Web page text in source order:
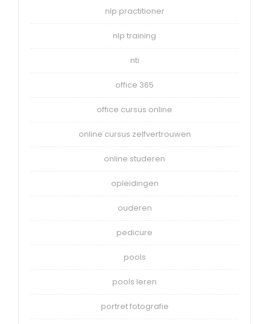
nlp practitioner
nlp training
nti
office 365
office cursus online
online cursus zelfvertrouwen
online studeren
opleidingen
ouderen
pedicure
pools
pools leren
portret fotografie